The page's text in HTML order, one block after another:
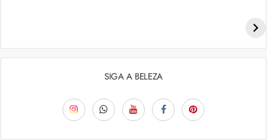
SIGA A BELEZA